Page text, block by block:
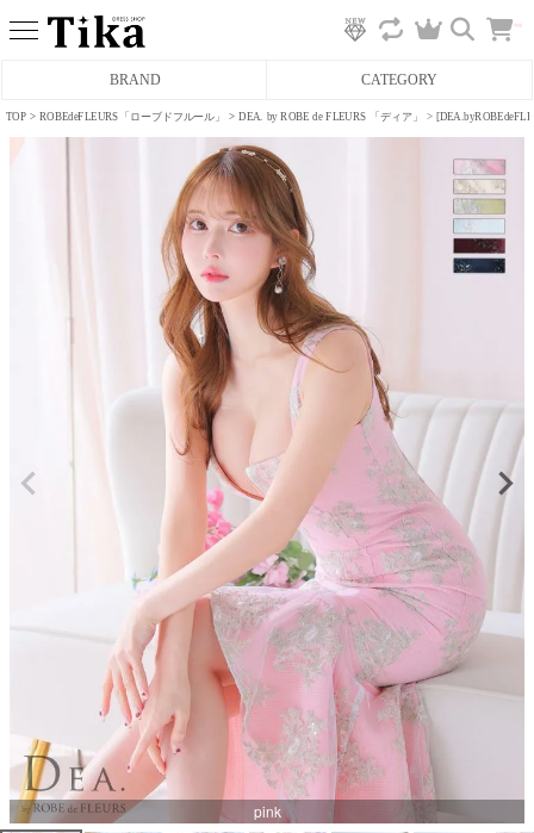
BRAND CATEGORY
タイトロングドレス
バースデードレス
へ
TOP ROBEdeFLEURS「ローブドフルール」 DEA. by ROBE de FLEURS 「ディア」
pink